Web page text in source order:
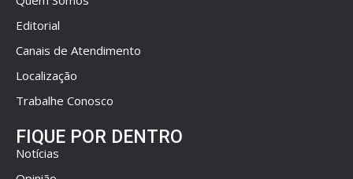
Editorial
Canais de Atendimento
Localização
Trabalhe Conosco
FIQUE POR DENTRO
Notícias